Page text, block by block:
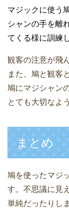
マジックに使う
シャンの手を離
てくる様に訓練
観客の注意が飛
また、鳩と観客
鳩にマジシャン
とても大切なよ
まとめ
鳩を使ったマジ
す。不思議に見
単純だったりし